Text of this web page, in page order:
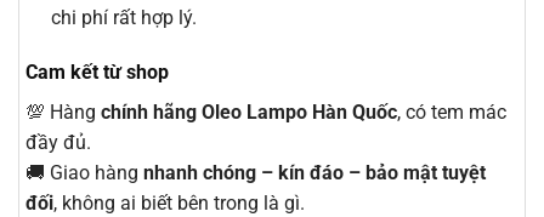
chi phí rất hợp lý.
Cam kết từ shop
💯 Hàng chính hãng Oleo Lampo Hàn Quốc, có tem mác
đầy đủ.
🚚 Giao hàng nhanh chóng – kín đáo – bảo mật tuyệt
đối, không ai biết bên trong là gì.